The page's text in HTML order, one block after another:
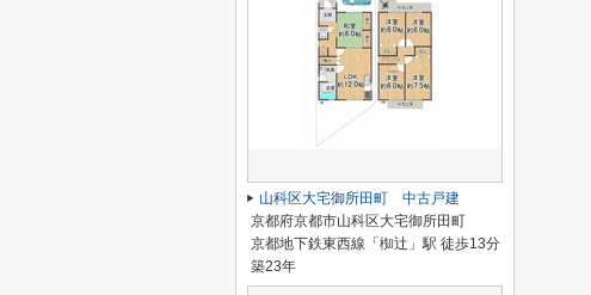
山科区大宅御所田町 中古戸建
京都府京都市山科区大宅御所田町
京都地下鉄東西線「椥辻」駅 徒歩13分
築23年